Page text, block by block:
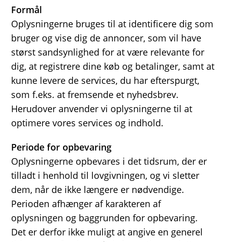
Formål
Oplysningerne bruges til at identificere dig som
bruger og vise dig de annoncer, som vil have
størst sandsynlighed for at være relevante for
dig, at registrere dine køb og betalinger, samt at
kunne levere de services, du har efterspurgt,
som f.eks. at fremsende et nyhedsbrev.
Herudover anvender vi oplysningerne til at
optimere vores services og indhold.
Periode for opbevaring
Oplysningerne opbevares i det tidsrum, der er
tilladt i henhold til lovgivningen, og vi sletter
dem, når de ikke længere er nødvendige.
Perioden afhænger af karakteren af
oplysningen og baggrunden for opbevaring.
Det er derfor ikke muligt at angive en generel